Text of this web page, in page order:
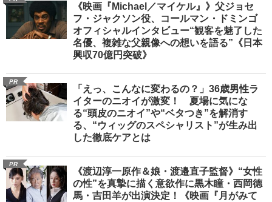
《映画『Michael／マイケル』》父ジョセ
フ・ジャクソン役、コールマン・ドミンゴ
オフィシャルインタビュー“観客を魅了した
名優、複雑な父親像への想いを語る”《日本
興収70億円突破》
PR
「えっ、こんなに変わるの？」36歳男性ラ
イターのニオイが激変！ 夏場に気にな
る“頭皮のニオイ”や“ベタつき”を解消す
る、“ウィッグのスペシャリスト”が生み出
した徹底ケアとは
PR
《渡辺淳一原作＆娘・渡邉直子監督》“女性
の性”を真摯に描く意欲作に黒木瞳・西岡德
馬・吉田羊が出演決定！《映画『月がみて